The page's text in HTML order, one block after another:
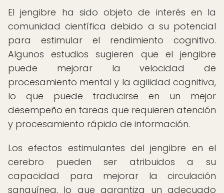
El jengibre ha sido objeto de interés en la
comunidad científica debido a su potencial
para estimular el rendimiento cognitivo.
Algunos estudios sugieren que el jengibre
puede mejorar la velocidad de
procesamiento mental y la agilidad cognitiva,
lo que puede traducirse en un mejor
desempeño en tareas que requieren atención
y procesamiento rápido de información.
Los efectos estimulantes del jengibre en el
cerebro pueden ser atribuidos a su
capacidad para mejorar la circulación
sanguínea, lo que garantiza un adecuado